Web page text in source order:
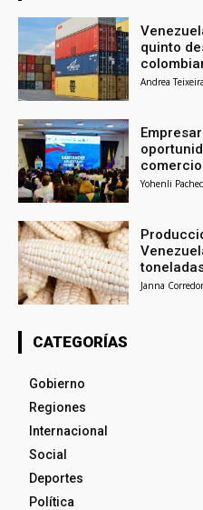
quinto
Andrea Teixeira
Yohenli
Janna
CATEGORÍAS
Gobierno
Regiones
Internacional
Social
Deportes
Política